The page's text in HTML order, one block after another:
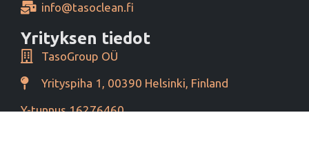
info@tasoclean.fi
Yrityksen tiedot
TasoGroup OÜ
Yrityspiha 1, 00390 Helsinki, Finland
Y-tunnus 16276460